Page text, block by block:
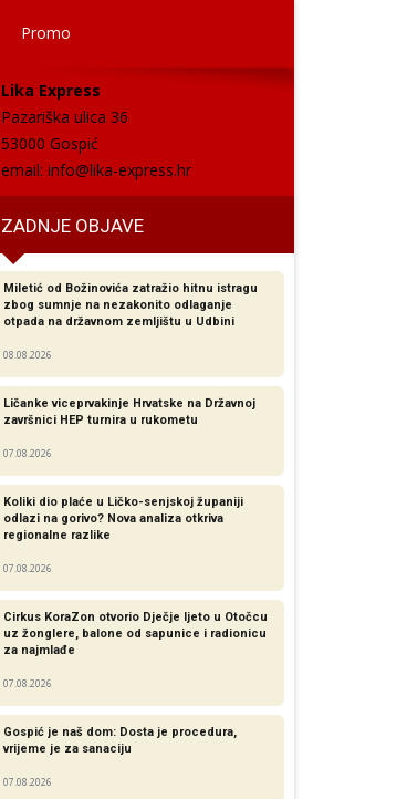
Promo
Lika Express
Pazariška ulica 36
53000 Gospić
email: info@lika-express.hr
ZADNJE OBJAVE
Miletić od Božinovića zatražio hitnu istragu
zbog sumnje na nezakonito odlaganje
otpada na državnom zemljištu u Udbini
08.08.2026
Ličanke viceprvakinje Hrvatske na Državnoj
završnici HEP turnira u rukometu
07.08.2026
Koliki dio plaće u Ličko-senjskoj županiji
odlazi na gorivo? Nova analiza otkriva
regionalne razlike​
07.08.2026
Cirkus KoraZon otvorio Dječje ljeto u Otočcu
uz žonglere, balone od sapunice i radionicu
za najmlađe
07.08.2026
Gospić je naš dom: Dosta je procedura,
vrijeme je za sanaciju
07.08.2026